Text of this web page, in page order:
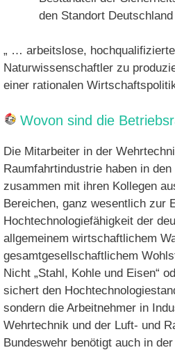
den Standort Deutschland
„ … arbeitslose,
Naturwissenschaftler zu
einer rationalen
Wovon sind die
Die Mitarbeiter in der
Raumfahrtindustrie haben in
zusammen mit ihren Kollegen
Bereichen, ganz wesentlich zur
Hochtechnologiefähigkeit der
allgemeinem wirtschaftlichem
gesamtgesellschaftlichem
Nicht „Stahl, Kohle und Eisen“
sichert den
sondern die Arbeitnehmer in
Wehrtechnik und der Luft- und
Bundeswehr benötigt auch in